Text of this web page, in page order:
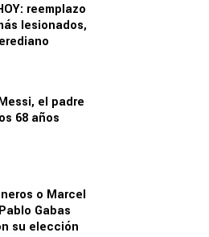
reemplazo
lesionados,
el padre
68 años
o Marcel
Gabas
su elección